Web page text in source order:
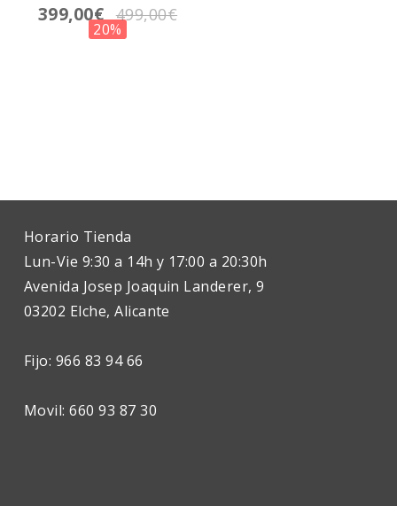
399,00€ 499,00€
20%
Horario Tienda
Lun-Vie 9:30 a 14h y 17:00 a 20:30h
Avenida Josep Joaquin Landerer, 9
03202 Elche, Alicante
Fijo: 966 83 94 66
Movil: 660 93 87 30